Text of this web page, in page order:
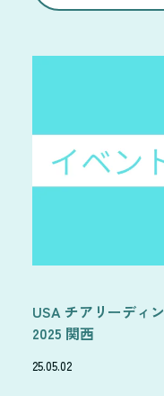
USA チアリーディ
2025 関西
25.05.02